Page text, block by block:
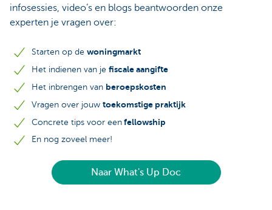
infosessies, video’s en blogs beantwoorden onze
experten je vragen over:
Starten op de woningmarkt
Het indienen van je fiscale aangifte
Het inbrengen van beroepskosten
Vragen over jouw toekomstige praktijk
Concrete tips voor een fellowship
En nog zoveel meer!
Naar What's Up Doc